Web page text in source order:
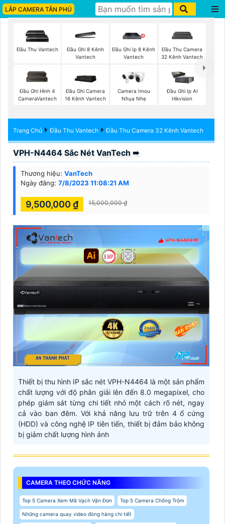
LẮP CAMERA TÂN PHÚ
Đầu Thu Vantech
Đầu Ghi 8 Kênh
Vantech
Đầu Ghi Ip 8 Kênh
Vantech
Đầu Thu Camera
32 Kênh Vantech
Đầu Ghi Hình 4
CameraVantech
Đầu Ghi Camera
16 Kênh Vantech
Camera Imou
Nhụa Nhẹ
Đầu Ghi Ip AI
Hikvision
Trang Chủ Đầu Thu Vantech Đầu Thu Camera 32 Kênh Vantech
VPH-N4464 Sắc Nét VanTech ➠
Thương hiệu: VanTech
Ngày đăng: 7/8/2023 11:08:21 AM
9,500,000 ₫ 15,000,000 ₫
Thiết bị thu hình IP sắc nét VPH-N4464 là một sản phẩm
chất lượng với độ phân giải lên đến 8.0 megapixel, cho
phép giám sát từng chi tiết nhỏ một cách rõ nét, ngay
cả vào ban đêm. Với khả năng lưu trữ trên 4 ổ cứng
(HDD) và công nghệ IP tiên tiến, thiết bị đảm bảo không
bị giảm chất lượng hình ảnh
CAMERA THEO CHỨC NĂNG
Top 5 Camera Xem Mã Vạch Vận Đơn Top 5 Camera Chống Trộm
Những camera quay video đóng hàng chi tiết